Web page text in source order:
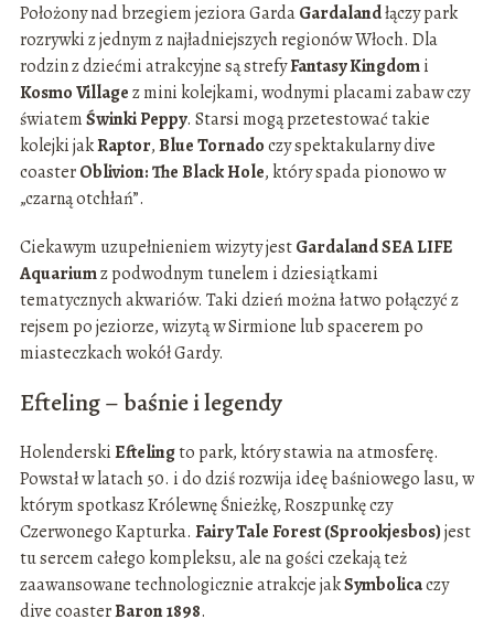
Położony nad brzegiem jeziora GardaGardalandłączy park
rozrywki z jednym z najładniejszych regionów Włoch. Dla
rodzin z dziećmi atrakcyjne są strefyFantasy Kingdomi
Kosmo Villagez mini kolejkami, wodnymi placami zabaw czy
światemŚwinki Peppy. Starsi mogą przetestować takie
kolejki jakRaptor,Blue Tornadoczy spektakularny dive
coasterOblivion: The Black Hole, który spada pionowo w
„czarną otchłań”.
Ciekawym uzupełnieniem wizyty jestGardaland SEA LIFE
Aquariumz podwodnym tunelem i dziesiątkami
tematycznych akwariów. Taki dzień można łatwo połączyć z
rejsem po jeziorze, wizytą w Sirmione lub spacerem po
miasteczkach wokół Gardy.
Efteling – baśnie i legendy
HolenderskiEftelingto park, który stawia na atmosferę.
Powstał w latach 50. i do dziś rozwija ideę baśniowego lasu, w
którym spotkasz Królewnę Śnieżkę, Roszpunkę czy
Czerwonego Kapturka. Fairy Tale Forest (Sprookjesbos)jest
tu sercem całego kompleksu, ale na gości czekają też
zaawansowane technologicznie atrakcje jakSymbolicaczy
dive coasterBaron 1898.